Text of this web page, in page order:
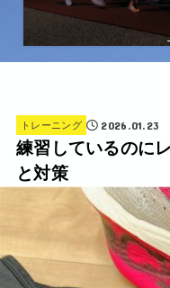
トレーニング 2026.01.23
練習しているのに
と対策